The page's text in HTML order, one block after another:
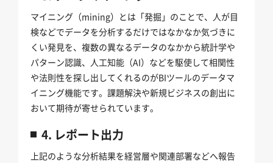
マイニング（mining）とは「発掘」のことで、人が目
検などでデータを分析するだけではなかなか気づきに
くい発見を、複数の異なるデータのなかから統計学や
パターン認識、人工知能（AI）などを駆使して相関性
や法則性を探し出してくれるのがBIツールのデータマ
イニング機能です。課題解決や新規ビジネスの創出に
おいて期待が寄せられています。
4. レポート出力
上記のような分析結果を経営層や関連部署などへ報告